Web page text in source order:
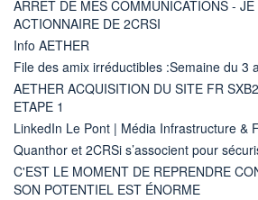
ARRÊT DE MES COMMUNICATIONS -
ACTIONNAIRE DE 2CRSI
Info AETHER
File des amix irréductibles :Semaine du 3
AETHER ACQUISITION DU SITE FR
ETAPE 1
LinkedIn Le Pont | Média Infrastructure &
Quanthor et 2CRSi s’associent pour
C'EST LE MOMENT DE REPRENDRE
SON POTENTIEL EST ÉNORME